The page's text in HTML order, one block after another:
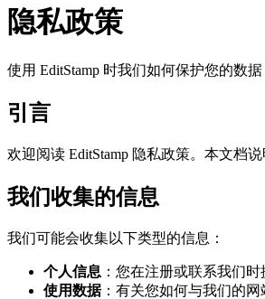
隐私政策
使用 EditStamp 时我们如何保护您的数据
引言
欢迎阅读 EditStamp 隐私政策。本文档
我们收集的信息
我们可能会收集以下类型的信息：
个人信息 ：您在注册或联系我们
使用数据：有关您如何与我们的网